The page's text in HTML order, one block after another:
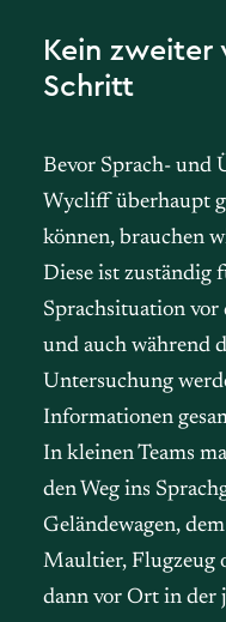
Kein zweiter
Schritt
Bevor Sprach- und
Wycliff überhaupt
können, brauchen
Diese ist zuständig
Sprachsituation vor
und auch während
Untersuchung
Informationen
In kleinen Teams
den Weg ins
Geländewagen,
Maultier, Flugzeug
dann vor Ort in der